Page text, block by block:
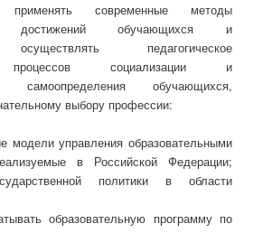
современные методы
достижений обучающихся и
осуществлять педагогическое
процессов социализации и
самоопределения обучающихся,
выбору профессии:
модели управления образовательными
в Российской Федерации;
политики в области
образовательную программу по